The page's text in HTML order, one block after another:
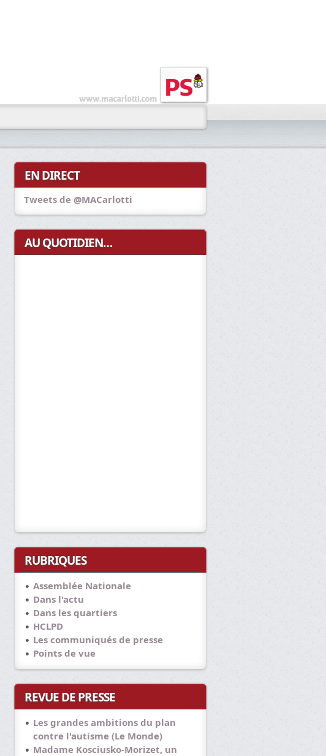
EN DIRECT
Tweets de @MACarlotti
AU QUOTIDIEN…
RUBRIQUES
Assemblée Nationale
Dans l'actu
Dans les quartiers
HCLPD
Les communiqués de presse
Points de vue
REVUE DE PRESSE
Les grandes ambitions du plan
contre l'autisme (Le Monde)
Madame Kosciusko-Morizet, un